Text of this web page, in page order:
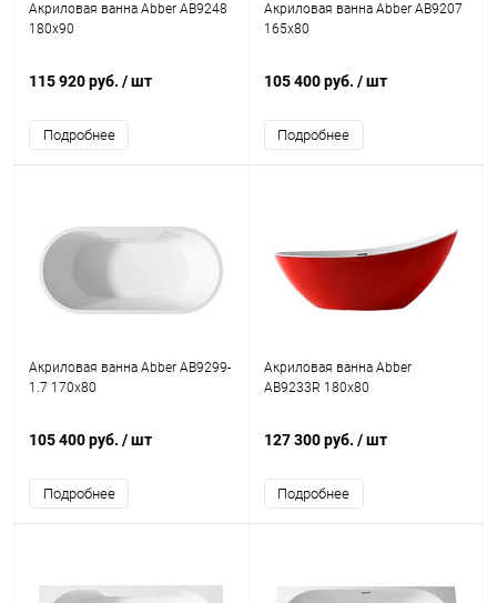
Акриловая ванна Abber AB9248
180x90
115 920 руб. / шт
Подробнее
Акриловая ванна Abber AB9207
165x80
105 400 руб. / шт
Подробнее
Акриловая ванна Abber AB9299-
1.7 170x80
105 400 руб. / шт
Подробнее
Акриловая ванна Abber
AB9233R 180x80
127 300 руб. / шт
Подробнее